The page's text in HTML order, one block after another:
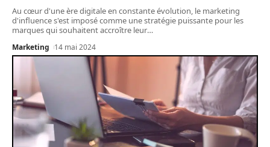
Au cœur d'une ère digitale en constante évolution, le marketing
d'influence s'est imposé comme une stratégie puissante pour les
marques qui souhaitent accroître leur…
Marketing 14 mai 2024